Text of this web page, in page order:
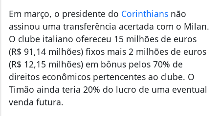
Em março, o presidente do Corinthiansnão
assinou uma transferência acertada com o Milan.
O clube italiano ofereceu 15 milhões de euros
(R$ 91,14 milhões) fixos mais 2 milhões de euros
(R$ 12,15 milhões) em bônus pelos 70% de
direitos econômicos pertencentes ao clube. O
Timão ainda teria 20% do lucro de uma eventual
venda futura.